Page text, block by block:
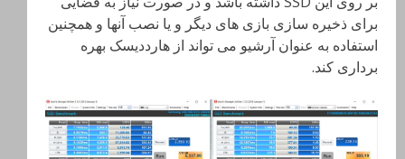
برای ذخیره سازی بازی های دیگر و یا نصب آنها و همچنین
استفاده به عنوان آرشیو می تواند از هارددیسک بهره
برداری کند.